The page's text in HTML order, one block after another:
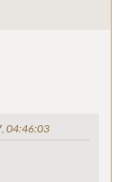
04:46:03